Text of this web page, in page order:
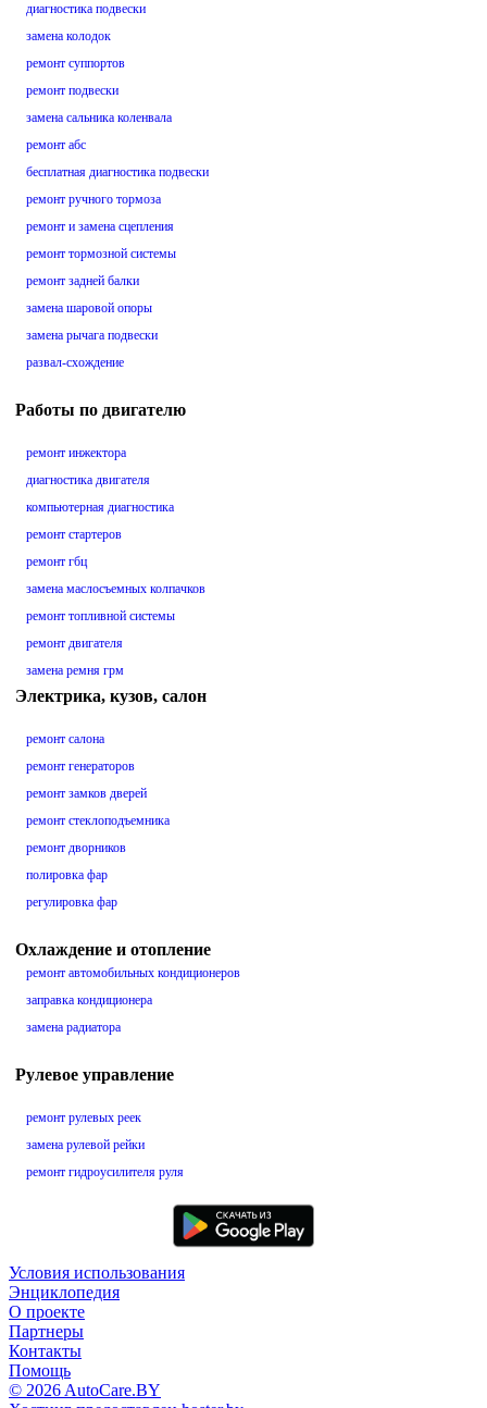
диагностика подвески
замена колодок
ремонт суппортов
ремонт подвески
замена сальника коленвала
ремонт абс
бесплатная диагностика подвески
ремонт ручного тормоза
ремонт и замена сцепления
ремонт тормозной системы
ремонт задней балки
замена шаровой опоры
замена рычага подвески
развал-схождение
Работы по двигателю
ремонт инжектора
диагностика двигателя
компьютерная диагностика
ремонт стартеров
ремонт гбц
замена маслосъемных колпачков
ремонт топливной системы
ремонт двигателя
замена ремня грм
Электрика, кузов, салон
ремонт салона
ремонт генераторов
ремонт замков дверей
ремонт стеклоподъемника
ремонт дворников
полировка фар
регулировка фар
Охлаждение и отопление
ремонт автомобильных кондиционеров
заправка кондиционера
замена радиатора
Рулевое управление
ремонт рулевых реек
замена рулевой рейки
ремонт гидроусилителя руля
Условия использования
Энциклопедия
О проекте
Партнеры
Контакты
Помощь
© 2026 AutoCare.BY